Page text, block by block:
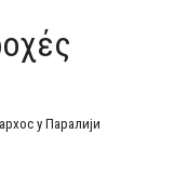
у Паралији